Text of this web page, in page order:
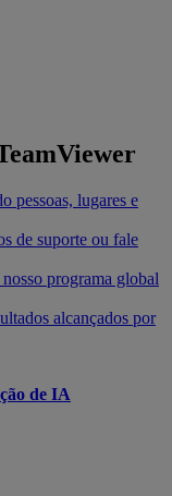
pessoas, lugares e
de suporte ou fale
programa global
alcançados por
de IA